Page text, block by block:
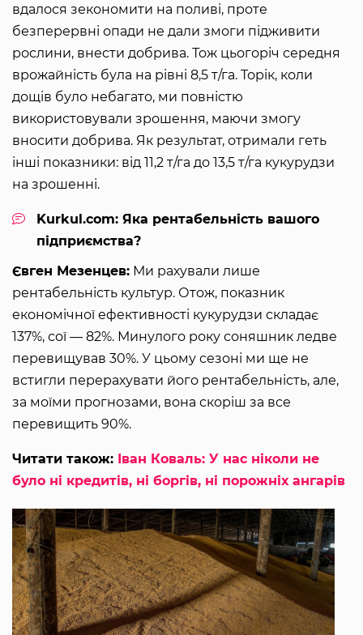
вдалося зекономити на поливі, проте
безперервні опади не дали змоги підживити
рослини, внести добрива. Тож цьогоріч середня
врожайність була на рівні 8,5 т/га. Торік, коли
дощів було небагато, ми повністю
використовували зрошення, маючи змогу
вносити добрива. Як результат, отримали геть
інші показники: від 11,2 т/га до 13,5 т/га кукурудзи
на зрошенні.
Kurkul.com: Яка рентабельність вашого
підприємства?
Євген Мезенцев: Ми рахували лише
рентабельність культур. Отож, показник
економічної ефективності кукурудзи складає
137%, сої — 82%. Минулого року соняшник ледве
перевищував 30%. У цьому сезоні ми ще не
встигли перерахувати його рентабельність, але,
за моїми прогнозами, вона скоріш за все
перевищить 90%.
Читати також: Іван Коваль: У нас ніколи не
було ні кредитів, ні боргів, ні порожніх ангарів